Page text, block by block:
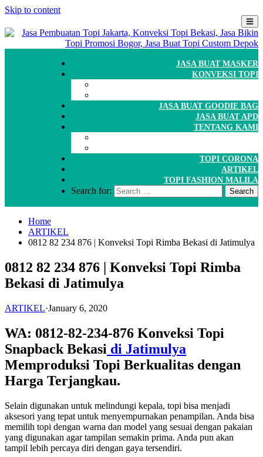
Skip to content
JASA BUAT MASKER
KONVEKSI TOPI
JASA BUAT GOODIE BAG
JASA BUAT APD
TENTANG KAMI
TOPI CORONA
ARTIKEL
TOPI FASHION MALILA
Search for:
Home
ARTIKEL
0812 82 234 876 | Konveksi Topi Rimba Bekasi di Jatimulya
0812 82 234 876 | Konveksi Topi Rimba
Bekasi di Jatimulya
ARTIKEL·January 6, 2020
WA: 0812-82-234-876 Konveksi Topi
Snapback Bekasi di Jatimulya
Memproduksi Topi Berkualitas dengan
Harga Terjangkau.
Selain digunakan untuk melindungi kepala, topi bisa menjadi
aksesori yang tepat untuk menyempurnakan penampilan. Anda bisa
memilih topi dengan warna dan model yang sesuai dengan pakaian
yang digunakan agar tampilan semakin prima. Anda pun akan
tampil lebih percaya diri dengan gaya tersendiri.